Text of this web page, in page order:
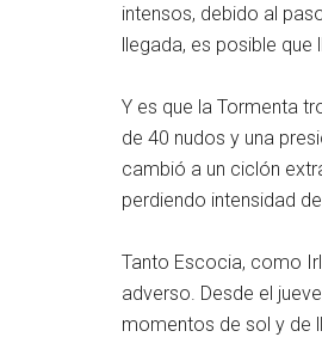
intensos, debido al
llegada, es posible que
Y es que la Tormenta
de 40 nudos y una
cambió a un ciclón
perdiendo intensidad
Tanto Escocia, como
adverso. Desde el
momentos de sol y de